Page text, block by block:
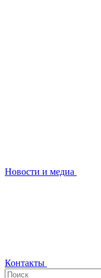
Новости и медиа
Контакты